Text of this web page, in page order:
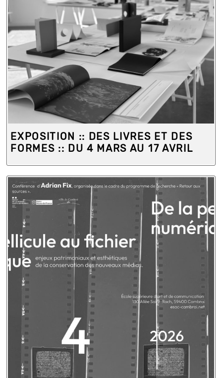
EXPOSITION :: DES LIVRES ET DES
FORMES :: DU 4 MARS AU 17 AVRIL